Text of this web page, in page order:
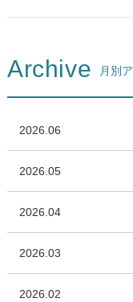
Archive 月別
2026.06
2026.05
2026.04
2026.03
2026.02